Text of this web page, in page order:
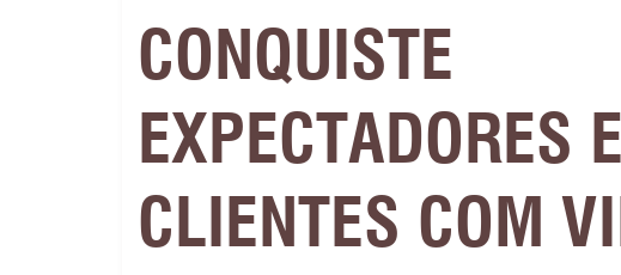
CONQUISTE
EXPECTADORES E
CLIENTES COM